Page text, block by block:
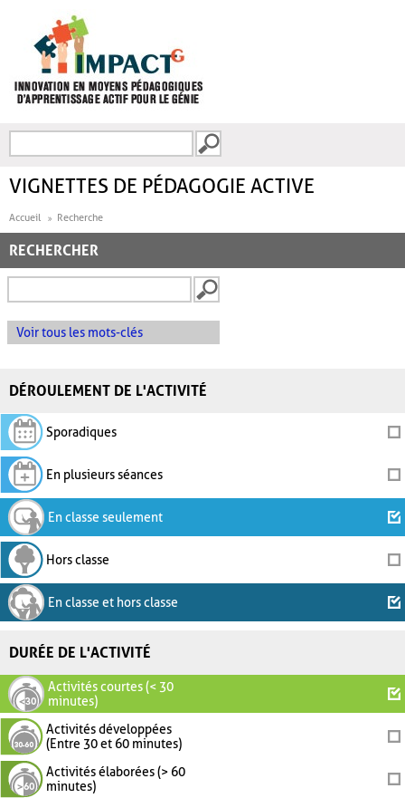
FORMULAIRE DE
VIGNETTES DE PÉDAGOGIE ACTIVE
Accueil Recherche
RECHERCHER
Voir tous les mots-clés
DÉROULEMENT DE L'ACTIVITÉ
Sporadiques
En plusieurs séances
En classe seulement
Hors classe
En classe et hors classe
DURÉE DE L'ACTIVITÉ
Activités courtes (< 30
minutes)
Activités développées
(Entre 30 et 60 minutes)
Activités élaborées (> 60
minutes)